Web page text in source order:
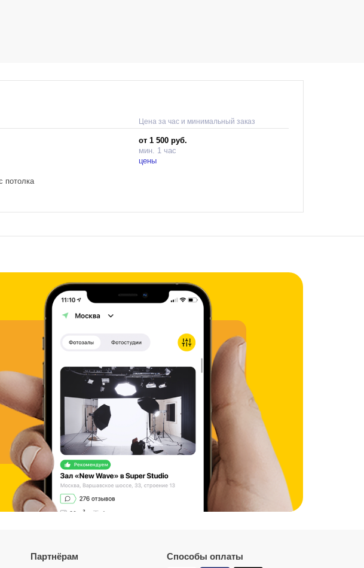
Цена за час и минимальный заказ
потолка
света
В СМЕННОЙ ОБУВИ
необходимо заклеить
( предоставляем )
Декорации, Отпариватель. ВСЕ
ФОТОСТУДИЮ
для:
сейчас.
от 1 500 руб.
мин. 1 час
цены
Способы оплаты
Партнёрам